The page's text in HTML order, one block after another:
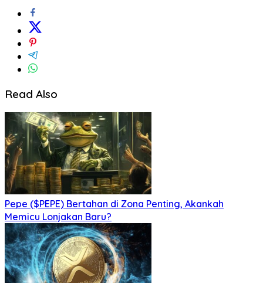
Read Also
Pepe ($PEPE) Bertahan di Zona Penting, Akankah
Memicu Lonjakan Baru?